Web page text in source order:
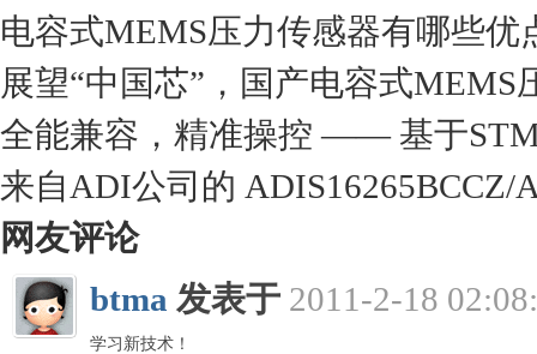
电容式MEMS压力传感器有哪些
展望“中国芯”，国产电容式MEMS
全能兼容，精准操控 —— 基于
来自ADI公司的 ADIS16265BCCZ/
网友评论
btma 发表于 2011-2-18
学习新技术！